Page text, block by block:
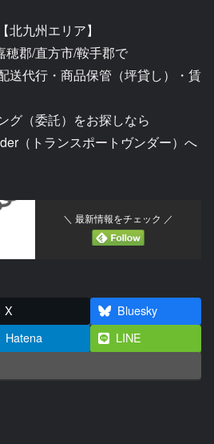
九州エリア】
穂郡/直方市/鞍手郡で
送代行・商品保管（坪貸し）・賃
グ（委託）をお探しなら
（トランスポートヴンダー）へ
＼ 最新情報をチェック ／
X
Bluesky
Hatena LINE